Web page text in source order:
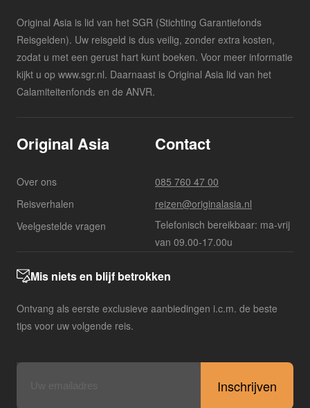
Original Asia is lid van het SGR (Stichting Garantiefonds
Reisgelden). Uw reisgeld is dus veilig, zonder extra kosten,
zodat u met een gerust hart kunt boeken. Voor meer informatie
kijkt u op www.sgr.nl. Daarnaast is Original Asia lid van het
Calamiteitenfonds en de ANVR.
Original Asia
Over ons
Reisverhalen
Veelgestelde vragen
Contact
085 760 47 00
reizen@originalasia.nl
Telefonisch bereikbaar: ma-vrij
van 09.00-17.00u
Mis niets en blijf betrokken
Ontvang als eerste exclusieve aanbiedingen i.c.m. de beste
tips voor uw volgende reis.